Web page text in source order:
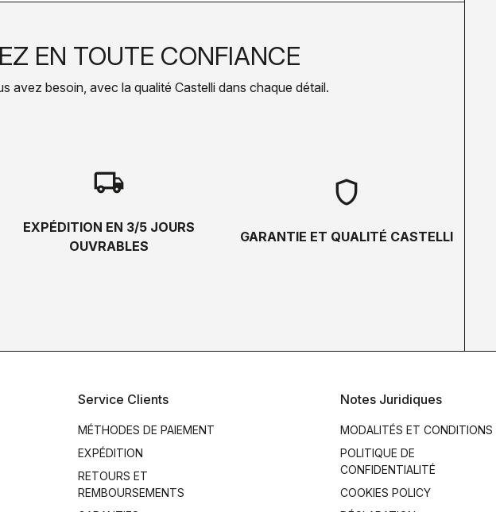
EN TOUTE CONFIANCE
avez besoin, avec la qualité Castelli dans chaque détail.
local_shipping
EXPÉDITION EN 3/5 JOURS
OUVRABLES
shield
GARANTIE ET QUALITÉ CASTELLI
Service Clients
MÉTHODES DE PAIEMENT
EXPÉDITION
RETOURS ET
REMBOURSEMENTS
Notes Juridiques
MODALITÉS ET CONDITIONS
POLITIQUE DE
CONFIDENTIALITÉ
COOKIES POLICY